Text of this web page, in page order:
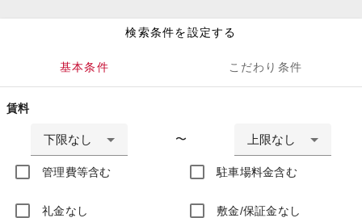
検索条件を設定する
基本条件 こだわり条件
賃料
下限なし 〜 上限なし
管理費等含む 駐車場料金含む
礼金なし 敷金/保証金なし